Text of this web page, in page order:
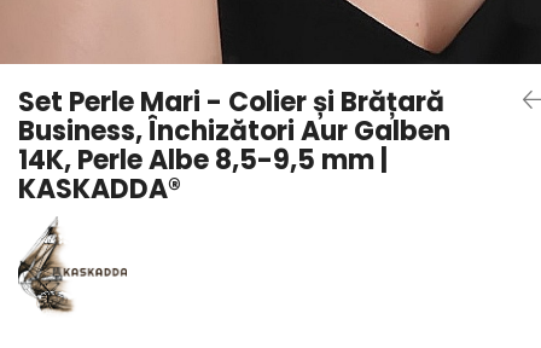
Pandantive cu Perle
Brose cu Perle
Set Perle Mari - Colier și Brățară
Business, Închizători Aur Galben
14K, Perle Albe 8,5-9,5 mm |
KASKADDA®